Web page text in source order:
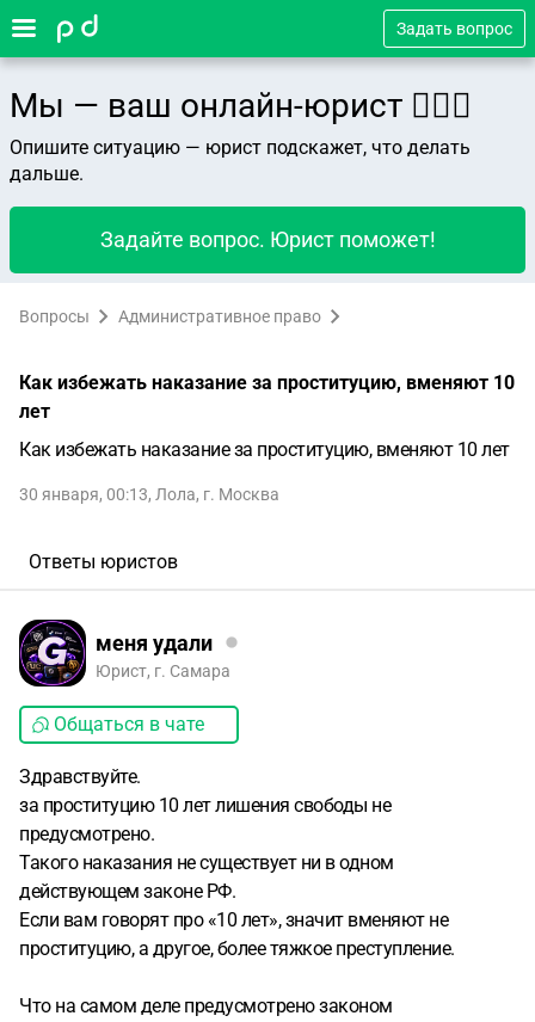
Задать вопрос
Мы — ваш онлайн-юрист 👨🏻‍⚖️
Опишите ситуацию — юрист подскажет, что делать
дальше.
Задайте вопрос. Юрист поможет!
Вопросы Административное право
Как избежать наказание за проституцию, вменяют 10
лет
Как избежать наказание за проституцию, вменяют 10 лет
30 января, 00:13, Лола, г. Москва
Ответы юристов
меня удали
Юрист, г. Самара
Общаться в чате
Здравствуйте.
за проституцию 10 лет лишения свободы не
предусмотрено.
Такого наказания не существует ни в одном
действующем законе РФ.
Если вам говорят про «10 лет», значит вменяют не
проституцию, а другое, более тяжкое преступление.
Что на самом деле предусмотрено законом